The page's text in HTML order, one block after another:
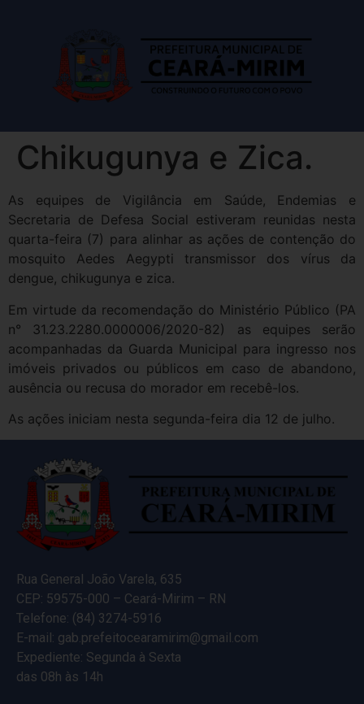
Chikugunya e Zica.
As equipes de Vigilância em Saúde, Endemias e
Secretaria de Defesa Social estiveram reunidas nesta
quarta-feira (7) para alinhar as ações de contenção do
mosquito Aedes Aegypti transmissor dos vírus da
dengue, chikugunya e zica.
Em virtude da recomendação do Ministério Público (PA
n° 31.23.2280.0000006/2020-82) as equipes serão
acompanhadas da Guarda Municipal para ingresso nos
imóveis privados ou públicos em caso de abandono,
ausência ou recusa do morador em recebê-los.
As ações iniciam nesta segunda-feira dia 12 de julho.
Rua General João Varela, 635
CEP: 59575-000 – Ceará-Mirim – RN
Telefone: (84) 3274-5916
E-mail: gab.prefeitocearamirim@gmail.com
Expediente: Segunda à Sexta
das 08h às 14h